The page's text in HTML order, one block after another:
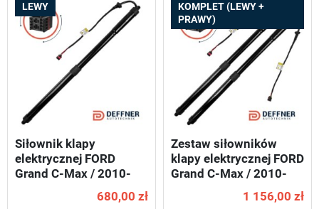
LEWY
Siłownik klapy
elektrycznej FORD
Grand C-Max / 2010-
2019 - DEFFNER D76
680,00 zł
KOMPLET (LEWY +
PRAWY)
Zestaw siłowników
klapy elektrycznej FORD
Grand C-Max / 2010-
2019 - DEFFNER S20
1 156,00 zł